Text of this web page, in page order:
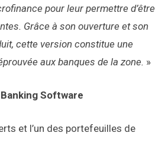
pour leur permettre d’être
Grâce à son ouverture et son
cette version constitue une
aux banques de la zone. »
Software
et l’un des portefeuilles de